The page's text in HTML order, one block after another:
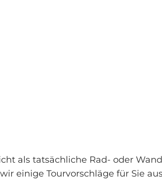
als tatsächliche Rad- oder
einige Tourvorschläge für Sie